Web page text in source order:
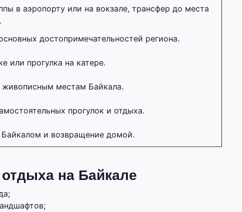
в аэропорту или на вокзале, трансфер до места
достопримечательностей региона.
или прогулка на катере.
местам Байкала.
прогулок и отдыха.
и возвращение домой.
на Байкале